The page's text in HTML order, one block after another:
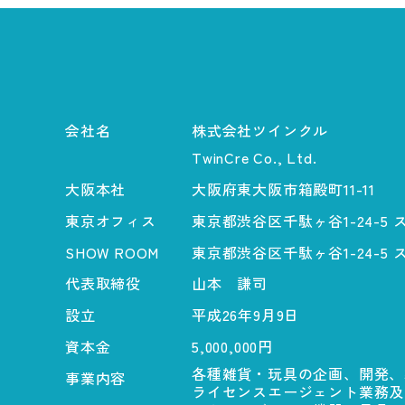
会社名
株式会社ツインクル
TwinCre Co., Ltd.
大阪本社
大阪府東大阪市箱殿町11-11
東京オフィス
東京都渋谷区千駄ヶ谷1-24-5
SHOW ROOM
東京都渋谷区千駄ヶ谷1-24-5
代表取締役
山本 謙司
設立
平成26年9月9日
資本金
5,000,000円
事業内容
各種雑貨・玩具の企画、開発
ライセンスエージェント業務